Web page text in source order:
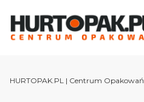
HURTOPAK.PL | Centrum Opakowań